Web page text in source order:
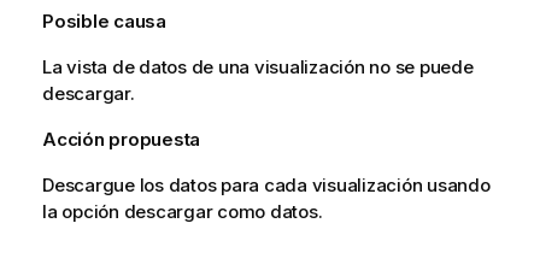
Posible causa
La vista de datos de una visualización no se puede
descargar.
Acción propuesta
Descargue los datos para cada visualización usando
la opción descargar como datos.